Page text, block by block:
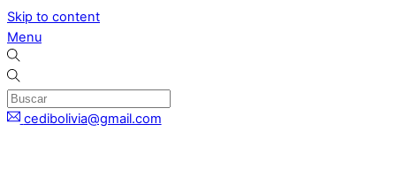
Skip to content
Menu
cedibolivia@gmail.com